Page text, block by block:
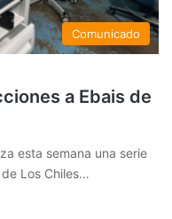
Comunicado
a Ebais de
esta semana una serie
Los Chiles…